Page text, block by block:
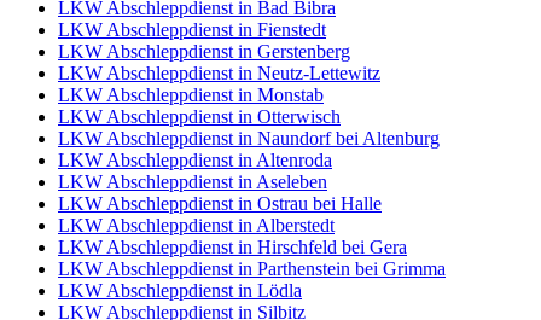
LKW Abschleppdienst in Bad Bibra
LKW Abschleppdienst in Fienstedt
LKW Abschleppdienst in Gerstenberg
LKW Abschleppdienst in Neutz-Lettewitz
LKW Abschleppdienst in Monstab
LKW Abschleppdienst in Otterwisch
LKW Abschleppdienst in Naundorf bei Altenburg
LKW Abschleppdienst in Altenroda
LKW Abschleppdienst in Aseleben
LKW Abschleppdienst in Ostrau bei Halle
LKW Abschleppdienst in Alberstedt
LKW Abschleppdienst in Hirschfeld bei Gera
LKW Abschleppdienst in Parthenstein bei Grimma
LKW Abschleppdienst in Lödla
LKW Abschleppdienst in Silbitz